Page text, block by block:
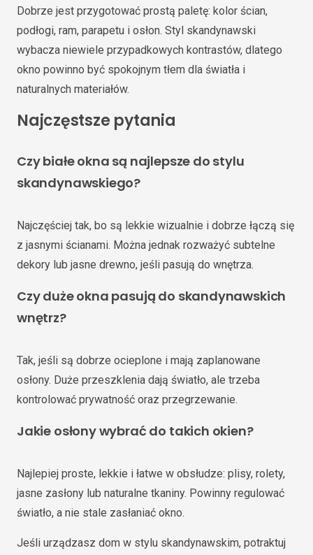
Dobrze jest przygotować prostą paletę: kolor ścian,
podłogi, ram, parapetu i osłon. Styl skandynawski
wybacza niewiele przypadkowych kontrastów, dlatego
okno powinno być spokojnym tłem dla światła i
naturalnych materiałów.
Najczęstsze pytania
Czy białe okna są najlepsze do stylu
skandynawskiego?
Najczęściej tak, bo są lekkie wizualnie i dobrze łączą się
z jasnymi ścianami. Można jednak rozważyć subtelne
dekory lub jasne drewno, jeśli pasują do wnętrza.
Czy duże okna pasują do skandynawskich
wnętrz?
Tak, jeśli są dobrze ocieplone i mają zaplanowane
osłony. Duże przeszklenia dają światło, ale trzeba
kontrolować prywatność oraz przegrzewanie.
Jakie osłony wybrać do takich okien?
Najlepiej proste, lekkie i łatwe w obsłudze: plisy, rolety,
jasne zasłony lub naturalne tkaniny. Powinny regulować
światło, a nie stale zasłaniać okno.
Jeśli urządzasz dom w stylu skandynawskim, potraktuj